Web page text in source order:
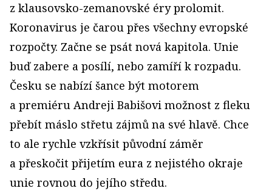
z klausovsko-zemanovské éry prolomit.
Koronavirus je čarou přes všechny evropské
rozpočty. Začne se psát nová kapitola. Unie
buď zabere a posílí, nebo zamíří k rozpadu.
Česku se nabízí šance být motorem
a premiéru Andreji Babišovi možnost z fleku
přebít máslo střetu zájmů na své hlavě. Chce
to ale rychle vzkřísit původní záměr
a přeskočit přijetím eura z nejistého okraje
unie rovnou do jejího středu.